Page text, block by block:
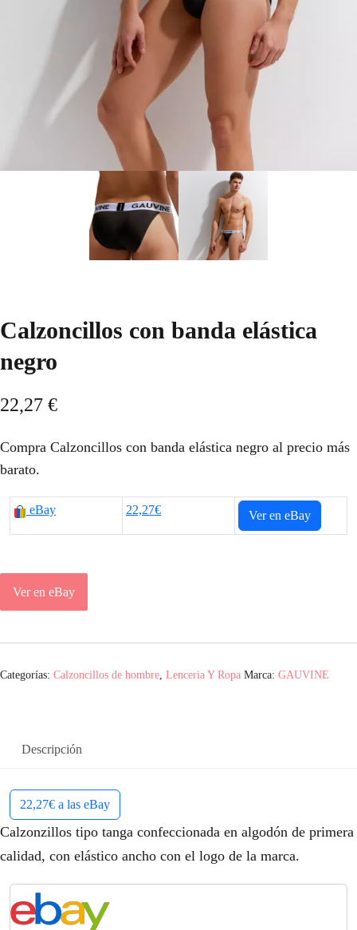
Calzoncillos con banda elástica
negro
22,27 €
Compra Calzoncillos con banda elástica negro al precio más
barato.
eBay 22,27€ Ver en eBay
Ver en eBay
Categorías: Calzoncillos de hombre Lenceria Y Ropa Marca: GAUVINE
Descripción
22,27€ a las eBay
Calzonzillos tipo tanga confeccionada en algodón de primera
calidad, con elástico ancho con el logo de la marca.